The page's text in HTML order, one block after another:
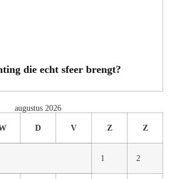
die echt sfeer brengt?
augustus 2026
D V Z Z
1 2